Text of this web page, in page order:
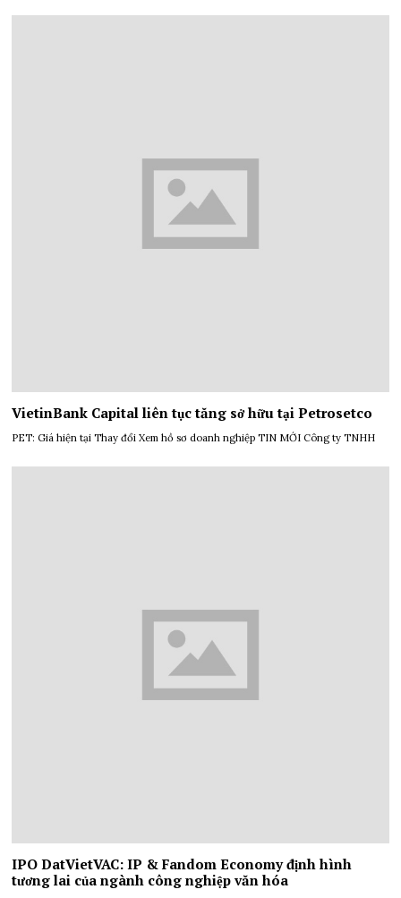
VietinBank Capital liên tục tăng sở hữu tại Petrosetco
PET: Giá hiện tại Thay đổi Xem hồ sơ doanh nghiệp TIN MỚI Công ty TNHH
IPO DatVietVAC: IP & Fandom Economy định hình
tương lai của ngành công nghiệp văn hóa